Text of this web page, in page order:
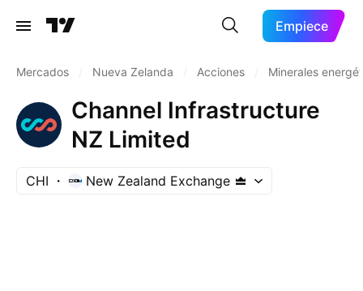
Empiece
Mercados Nueva Zelanda Acciones Minerales
Channel Infrastructure
NZ Limited
CHI New Zealand Exchange